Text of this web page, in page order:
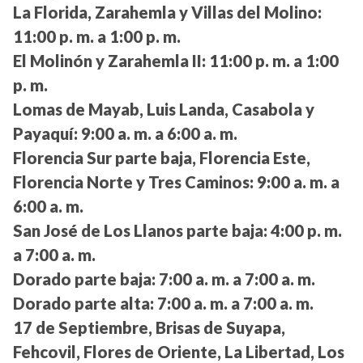
La Florida, Zarahemla y Villas del Molino:
11:00 p. m. a 1:00 p. m.
El Molinón y Zarahemla II: 11:00 p. m. a 1:00
p. m.
Lomas de Mayab, Luis Landa, Casabola y
Payaquí: 9:00 a. m. a 6:00 a. m.
Florencia Sur parte baja, Florencia Este,
Florencia Norte y Tres Caminos: 9:00 a. m. a
6:00 a. m.
San José de Los Llanos parte baja: 4:00 p. m.
a 7:00 a. m.
Dorado parte baja: 7:00 a. m. a 7:00 a. m.
Dorado parte alta: 7:00 a. m. a 7:00 a. m.
17 de Septiembre, Brisas de Suyapa,
Fehcovil, Flores de Oriente, La Libertad, Los